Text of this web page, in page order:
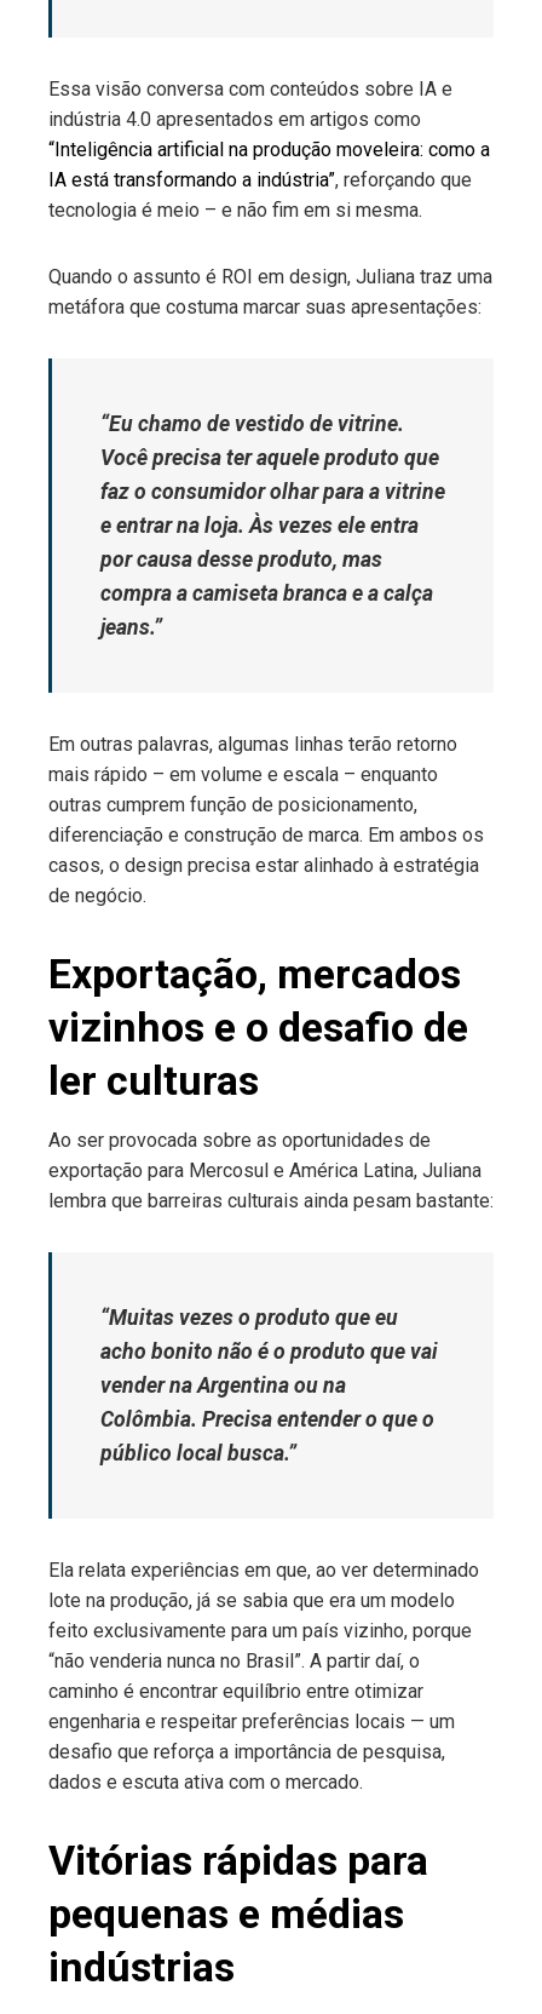
Essa visão conversa com conteúdos sobre IA e
indústria 4.0 apresentados em artigos como
“Inteligência artificial na produção moveleira: como a
IA está transformando a indústria”, reforçando que
tecnologia é meio – e não fim em si mesma.
Quando o assunto é ROI em design, Juliana traz uma
metáfora que costuma marcar suas apresentações:
“Eu chamo de vestido de vitrine.
Você precisa ter aquele produto que
faz o consumidor olhar para a vitrine
e entrar na loja. Às vezes ele entra
por causa desse produto, mas
compra a camiseta branca e a calça
jeans.”
Em outras palavras, algumas linhas terão retorno
mais rápido – em volume e escala – enquanto
outras cumprem função de posicionamento,
diferenciação e construção de marca. Em ambos os
casos, o design precisa estar alinhado à estratégia
de negócio.
Exportação, mercados
vizinhos e o desafio de
ler culturas
Ao ser provocada sobre as oportunidades de
exportação para Mercosul e América Latina, Juliana
lembra que barreiras culturais ainda pesam bastante:
“Muitas vezes o produto que eu
acho bonito não é o produto que vai
vender na Argentina ou na
Colômbia. Precisa entender o que o
público local busca.”
Ela relata experiências em que, ao ver determinado
lote na produção, já se sabia que era um modelo
feito exclusivamente para um país vizinho, porque
“não venderia nunca no Brasil”. A partir daí, o
caminho é encontrar equilíbrio entre otimizar
engenharia e respeitar preferências locais — um
desafio que reforça a importância de pesquisa,
dados e escuta ativa com o mercado.
Vitórias rápidas para
pequenas e médias
indústrias